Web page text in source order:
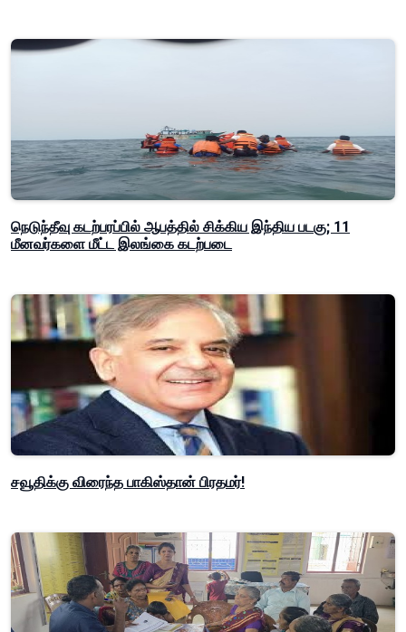
நெடுந்தீவு கடற்பரப்பில் ஆபத்தில் சிக்கிய இந்திய படகு; 11
மீனவர்களை மீட்ட இலங்கை கடற்படை
சவூதிக்கு விரைந்த பாகிஸ்தான் பிரதமர்!